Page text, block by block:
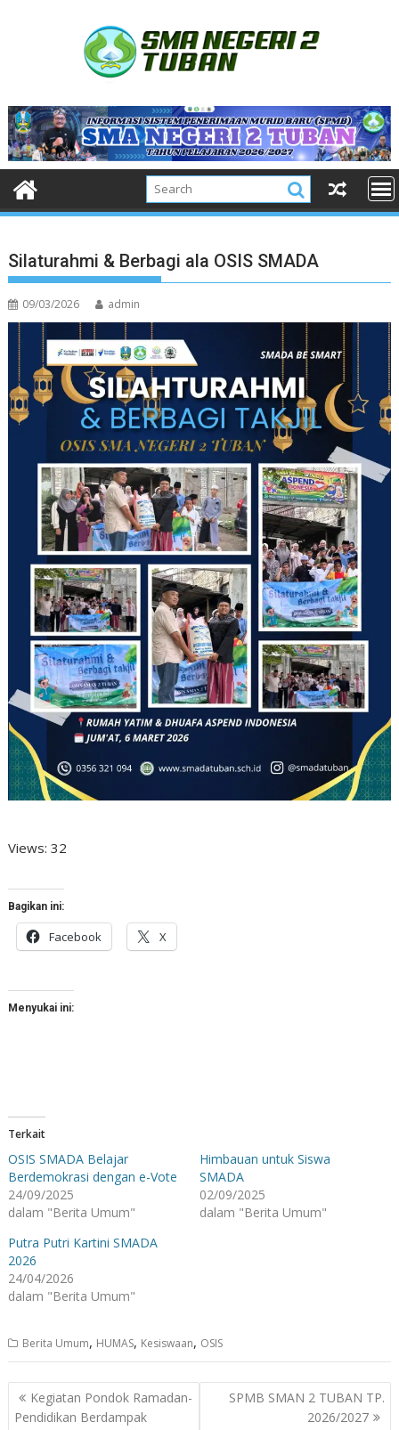
Silaturahmi & Berbagi ala OSIS SMADA
09/03/2026 admin
Views: 32
Bagikan ini:
Facebook X
Menyukai ini:
Terkait
OSIS SMADA Belajar
Berdemokrasi dengan e-Vote
24/09/2025
dalam "Berita Umum"
Himbauan untuk Siswa
SMADA
02/09/2025
dalam "Berita Umum"
Putra Putri Kartini SMADA
2026
24/04/2026
dalam "Berita Umum"
Berita Umum, HUMAS, Kesiswaan, OSIS
Navigasi
pos
Kegiatan Pondok Ramadan-
Pendidikan Berdampak
SPMB SMAN 2 TUBAN TP.
2026/2027